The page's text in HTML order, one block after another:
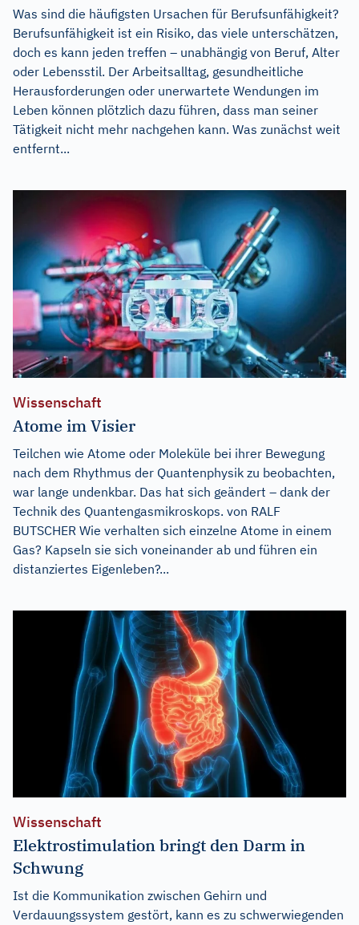
Was sind die häufigsten Ursachen für Berufsunfähigkeit?
Berufsunfähigkeit ist ein Risiko, das viele unterschätzen,
doch es kann jeden treffen – unabhängig von Beruf, Alter
oder Lebensstil. Der Arbeitsalltag, gesundheitliche
Herausforderungen oder unerwartete Wendungen im
Leben können plötzlich dazu führen, dass man seiner
Tätigkeit nicht mehr nachgehen kann. Was zunächst weit
entfernt...
Wissenschaft
Atome im Visier
Teilchen wie Atome oder Moleküle bei ihrer Bewegung
nach dem Rhythmus der Quantenphysik zu beobachten,
war lange undenkbar. Das hat sich geändert – dank der
Technik des Quantengasmikroskops. von RALF
BUTSCHER Wie verhalten sich einzelne Atome in einem
Gas? Kapseln sie sich voneinander ab und führen ein
distanziertes Eigenleben?...
Wissenschaft
Elektrostimulation bringt den Darm in
Schwung
Ist die Kommunikation zwischen Gehirn und
Verdauungssystem gestört, kann es zu schwerwiegenden